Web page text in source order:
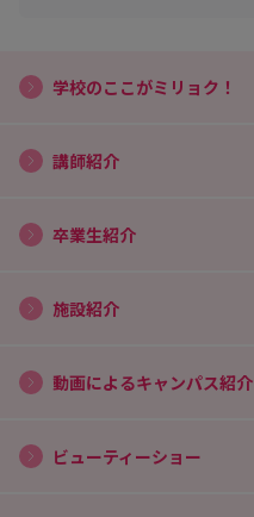
学校のここがミリョク！
講師紹介
卒業生紹介
施設紹介
動画によるキャンパス紹介
ビューティーショー